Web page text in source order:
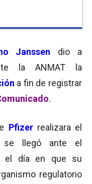
Janssen dio a
la ANMAT la
a fin de registrar
.
Pfizer realizara el
se llegó ante el
el día en que su
regulatorio